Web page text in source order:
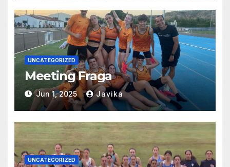
UNCATEGORIZED
Meeting Fraga
Jun 1, 2025 Javika
UNCATEGORIZED